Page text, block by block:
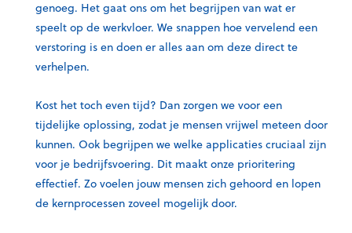
genoeg. Het gaat ons om het begrijpen van wat er
speelt op de werkvloer. We snappen hoe vervelend een
verstoring is en doen er alles aan om deze direct te
verhelpen.
Kost het toch even tijd? Dan zorgen we voor een
tijdelijke oplossing, zodat je mensen vrijwel meteen door
kunnen. Ook begrijpen we welke applicaties cruciaal zijn
voor je bedrijfsvoering. Dit maakt onze prioritering
effectief. Zo voelen jouw mensen zich gehoord en lopen
de kernprocessen zoveel mogelijk door.